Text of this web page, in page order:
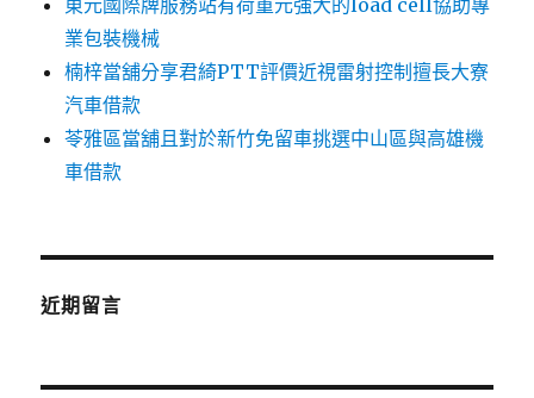
東元國際牌服務站有荷重元強大的load cell協助專
業包裝機械
楠梓當舖分享君綺PTT評價近視雷射控制擅長大寮
汽車借款
苓雅區當舖且對於新竹免留車挑選中山區與高雄機
車借款
近期留言